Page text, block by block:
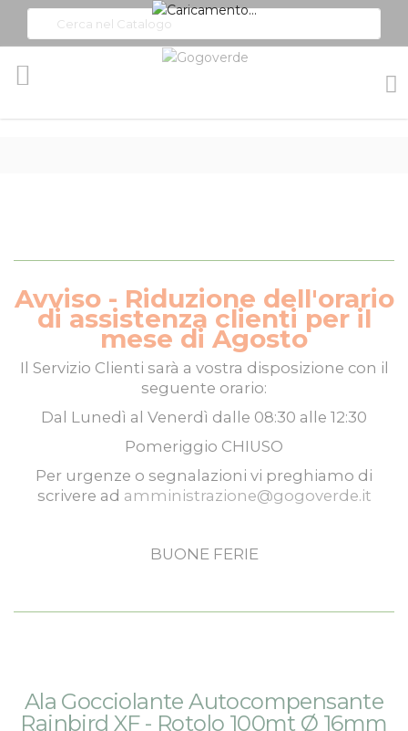
Avviso - Riduzione dell'orario
di assistenza clienti per il
mese di Agosto
Il Servizio Clienti sarà a vostra disposizione con il
seguente orario:
Dal Lunedì al Venerdì dalle 08:30 alle 12:30
Pomeriggio CHIUSO
Per urgenze o segnalazioni vi preghiamo di
scrivere ad amministrazione@gogoverde.it
BUONE FERIE
alla
fine
all'inizio
della
Ala Gocciolante Autocompensante
Rainbird XF - Rotolo 100mt Ø 16mm